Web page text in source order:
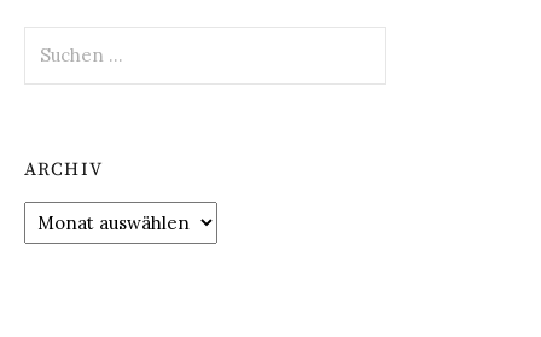
nach:
ARCHIV
Archiv